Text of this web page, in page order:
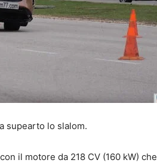
supearto lo slalom.
il motore da 218 CV (160 kW) che